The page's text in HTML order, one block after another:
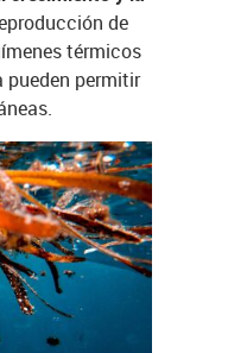
de
térmicos
pueden permitir